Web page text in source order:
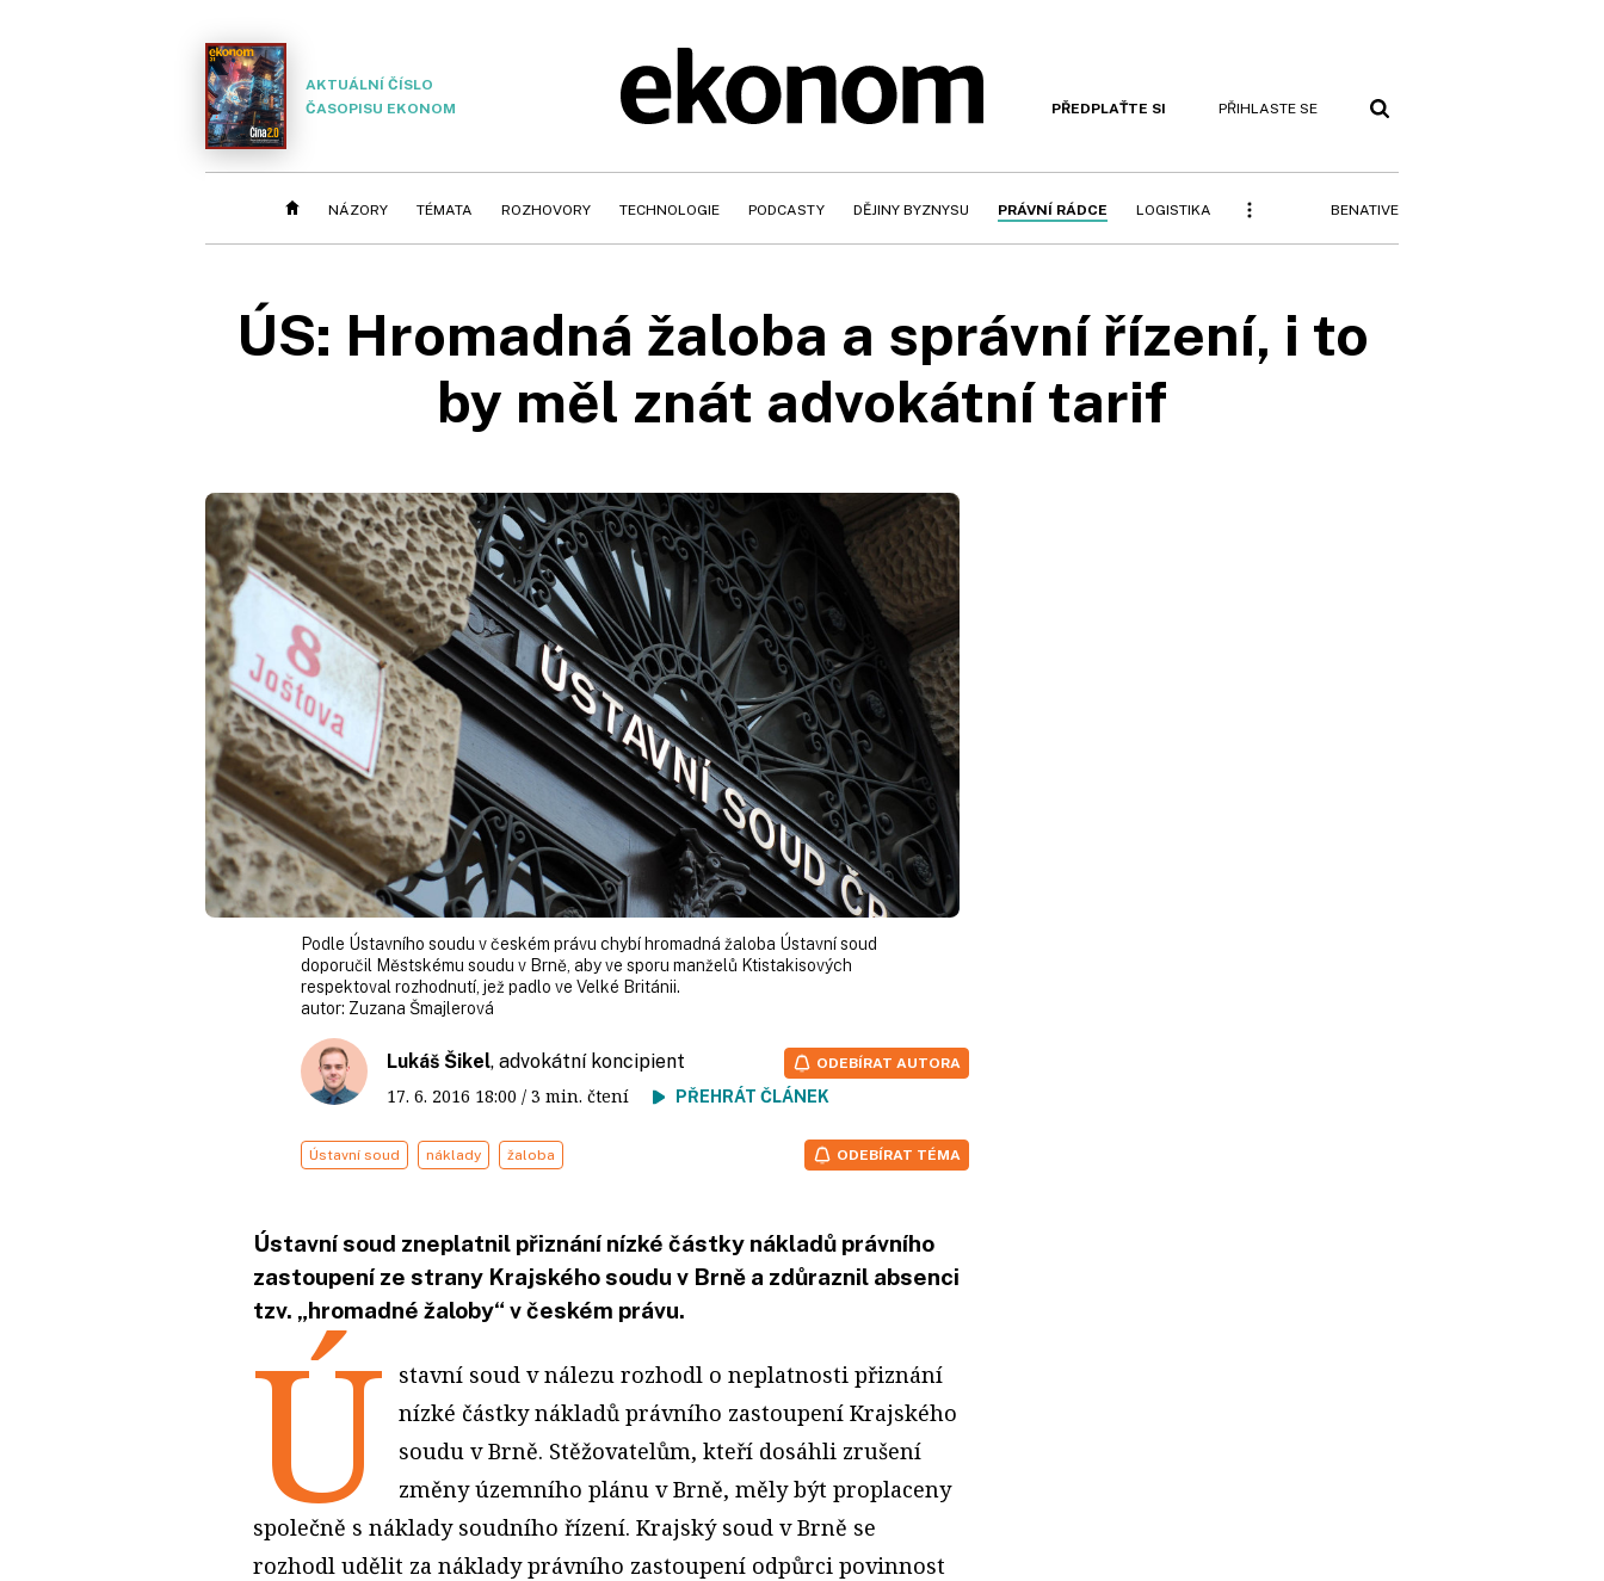
AKTUÁLNÍ ČÍSLO
ČASOPISU EKONOM
PŘEDPLAŤTE SI PŘIHLASTE SE
NÁZORY TÉMATA ROZHOVORY TECHNOLOGIE PODCASTY DĚJINY BYZNYSU PRÁVNÍ RÁDCE LOGISTIKA BENATIVE
ÚS: Hromadná žaloba a správní řízení, i to
by měl znát advokátní tarif
Podle Ústavního soudu v českém právu chybí hromadná žaloba Ústavní soud
doporučil Městskému soudu v Brně, aby ve sporu manželů Ktistakisových
respektoval rozhodnutí, jež padlo ve Velké Británii.
autor: Zuzana Šmajlerová
Lukáš Šikel, advokátní koncipient
17. 6. 2016 18:00 / 3 min. čtení PŘEHRÁT ČLÁNEK
ODEBÍRAT AUTORA
Ústavní soud náklady žaloba ODEBÍRAT TÉMA
Ústavní soud zneplatnil přiznání nízké částky nákladů právního
zastoupení ze strany Krajského soudu v Brně a zdůraznil absenci
tzv. „hromadné žaloby“ v českém právu.
Ú
stavní soud v nálezu rozhodl o neplatnosti přiznání
nízké částky nákladů právního zastoupení Krajského
soudu v Brně. Stěžovatelům, kteří dosáhli zrušení
změny územního plánu v Brně, měly být proplaceny
společně s náklady soudního řízení. Krajský soud v Brně se
rozhodl udělit za náklady právního zastoupení odpůrci povinnost